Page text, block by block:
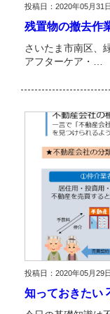
投稿日：2020年05月31
残置物の撤去作
さいたま市南区、
アフターケア・…
投稿日：2020年05月29
知っておきたい